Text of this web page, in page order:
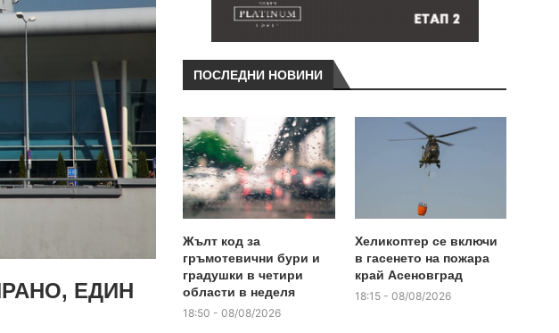
ЕДИН
ПОСЛЕДНИ НОВИНИ
Жълт код за
гръмотевични бури и
градушки в четири
области в неделя
18:50 - 08/08/2026
Хеликоптер се включи
в гасенето на пожара
край Асеновград
18:15 - 08/08/2026